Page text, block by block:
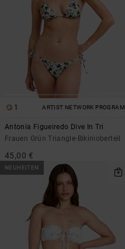
1 ARTIST NETWORK PROGRAM
Antonia Figueiredo Dive In Tri
Frauen Grün Triangle-Bikinioberteil
45,00 €
NEUHEITEN